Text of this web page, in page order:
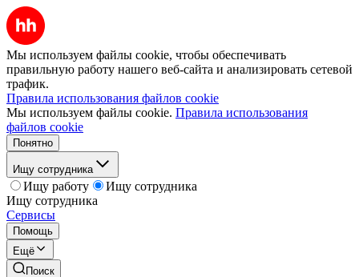
Мы используем файлы cookie, чтобы обеспечивать
правильную работу нашего веб-сайта и анализировать сетевой
трафик.
Правила использования файлов cookie
Мы используем файлы cookie. Правила использования
файлов cookie
Понятно
Ищу сотрудника
Ищу работу
Ищу сотрудника
Ищу сотрудника
Сервисы
Помощь
Ещё
Поиск